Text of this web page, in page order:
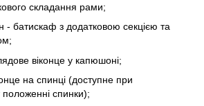
складання рами;
батискаф з додатковою секцією та
віконце у капюшоні;
на спинці (доступне при
спинки);